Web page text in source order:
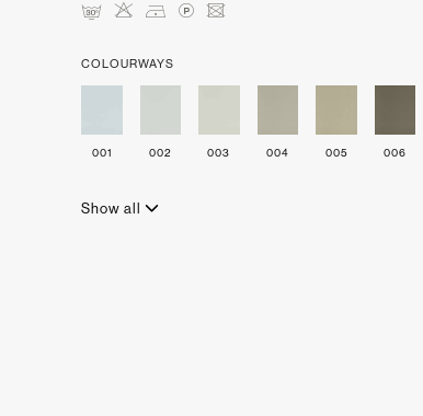
mHDLU
COLOURWAYS
001 002 003 004 005 006
Show all